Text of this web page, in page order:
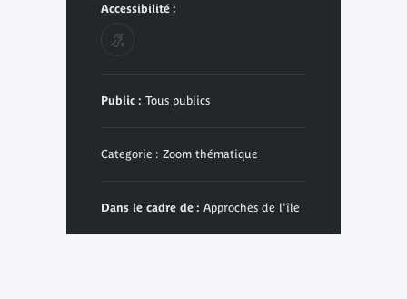
Accessibilité :
Public : Tous publics
Categorie : Zoom thématique
Dans le cadre de : Approches de l'île